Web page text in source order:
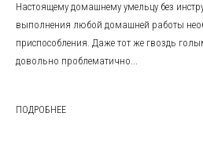
Настоящему домашнему умельцу без
выполнения любой домашней работы
приспособления. Даже тот же гвоздь
довольно проблематично...
ПОДРОБНЕЕ